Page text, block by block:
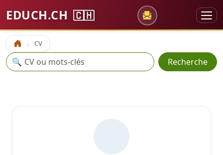
EDUCH.CH 🇨🇭
Accueil CV
Recherche
🔍 Recherche